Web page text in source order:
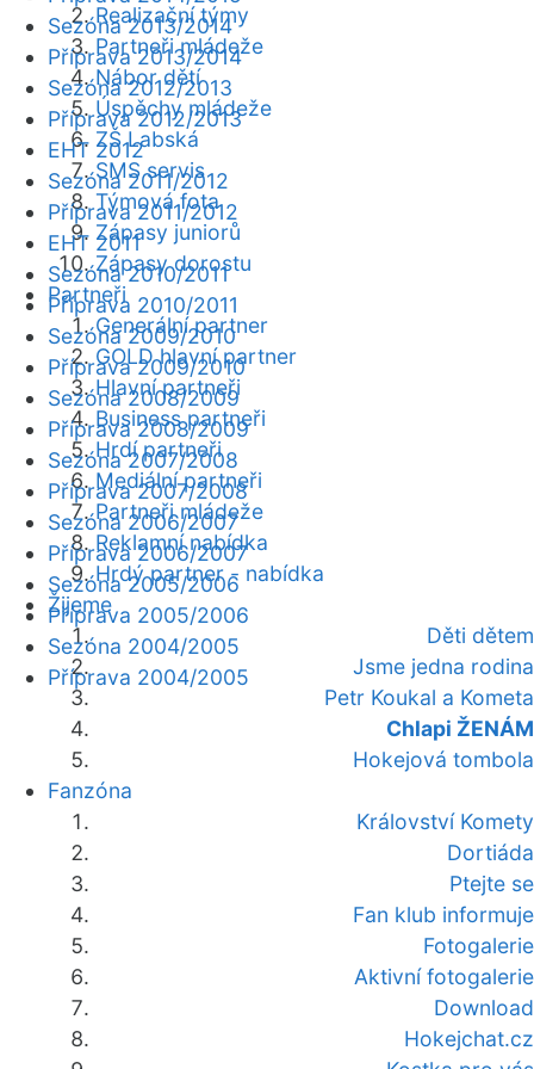
Realizační týmy
Partneři mládeže
Nábor dětí
Úspěchy mládeže
ZŠ Labská
SMS servis
Týmová fota
Zápasy juniorů
Zápasy dorostu
Partneři
Generální partner
GOLD hlavní partner
Hlavní partneři
Business partneři
Hrdí partneři
Mediální partneři
Partneři mládeže
Reklamní nabídka
Hrdý partner - nabídka
Žijeme
Děti dětem
Jsme jedna rodina
Petr Koukal a Kometa
Chlapi ŽENÁM
Hokejová tombola
Fanzóna
Království Komety
Dortiáda
Ptejte se
Fan klub informuje
Fotogalerie
Aktivní fotogalerie
Download
Hokejchat.cz
Sezóna 2013/2014
Příprava 2013/2014
Sezóna 2012/2013
Příprava 2012/2013
EHT 2012
Sezóna 2011/2012
Příprava 2011/2012
EHT 2011
Sezóna 2010/2011
Příprava 2010/2011
Sezóna 2009/2010
Příprava 2009/2010
Sezóna 2008/2009
Příprava 2008/2009
Sezóna 2007/2008
Příprava 2007/2008
Sezóna 2006/2007
Příprava 2006/2007
Sezóna 2005/2006
Příprava 2005/2006
Sezóna 2004/2005
Příprava 2004/2005